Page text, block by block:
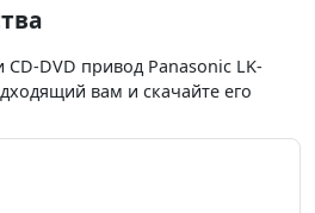
DVD привод Panasonic LK-
вам и скачайте его